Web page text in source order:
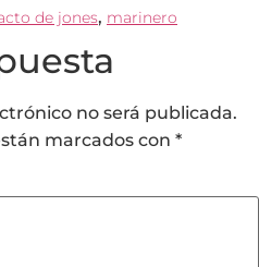
de jones, marinero
no será publicada.
marcados con *